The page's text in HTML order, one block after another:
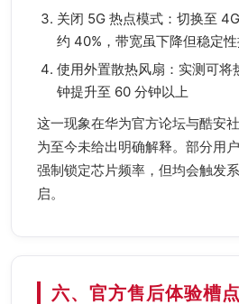
关闭 5G 热点模式：切换至
约 40%，带宽虽下降但稳定
使用外置散热风扇：实测可将
钟提升至 60 分钟以上
这一现象在华为官方论坛与酷安
为至今未给出明确解释。部分用
强制锁定芯片频率，但均会触发
启。
六、官方售后体验槽